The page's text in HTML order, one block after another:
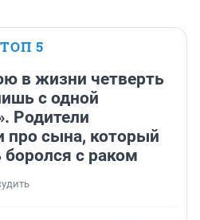
ТОП 5
в жизни четверть
с одной
Родители
про сына, который
с раком